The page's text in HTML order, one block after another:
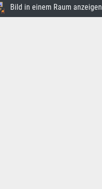
Bild in einem Raum anzeigen